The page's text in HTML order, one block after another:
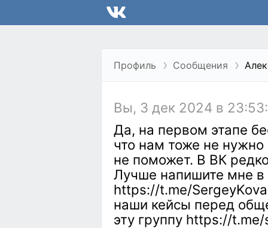
Профиль Сообщения
Вы, 3 дек 2024 в
Да, на первом этапе
что нам тоже не нужно
не поможет. В ВК
Лучше напишите мне в
https://t.me/
наши кейсы перед
эту группу https://